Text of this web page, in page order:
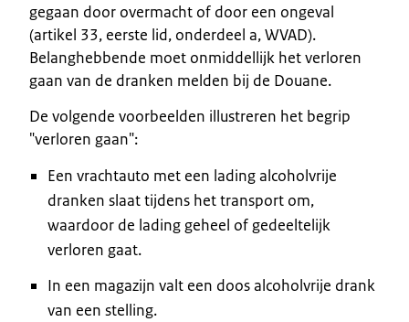
gegaan door overmacht of door een ongeval
(artikel 33, eerste lid, onderdeel a, WVAD).
Belanghebbende moet onmiddellijk het verloren
gaan van de dranken melden bij de Douane.
De volgende voorbeelden illustreren het begrip
"verloren gaan":
Een vrachtauto met een lading alcoholvrije
dranken slaat tijdens het transport om,
waardoor de lading geheel of gedeeltelijk
verloren gaat.
In een magazijn valt een doos alcoholvrije drank
van een stelling.